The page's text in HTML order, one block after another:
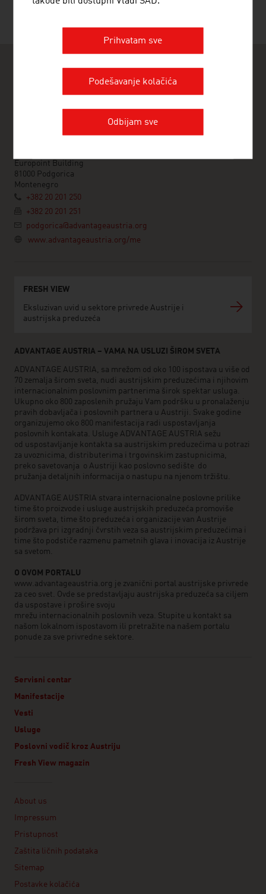
ADVANTAGE AUSTRIA Podgorica
Europoint Building
81000 Podgorica
Montenegro
+382 20 201 250
+382 20 201 251
podgorica@advantageaustria.org
www.advantageaustria.org/me
FRESH VIEW
Eksluzivan uvid u sektore privrede Austrije i
austrijska preduzeća
ADVANTAGE AUSTRIA – VAMA NA USLUZI ŠIROM SVETA
ADVANTAGE AUSTRIA, sa mrežom od oko 100 ispostava u više od
70 zemalja širom sveta, nudi austrijskim preduzećima i njihovim
internacionalnim poslovnim partnerima širok spektar usluga.
Ukupno oko 800 zaposlenih pružaju Vam podršku u pronalaženju
pravih dobavljača i poslovnih partnera u Austriji. Svake godine
organizujemo oko 800 manifestacija radi uspostavljanja
poslovnih kontakata. Usluge ADVANTAGE AUSTRIA sežu
od uspostavljanje kontakta sa austrijskim preduzećima u potrazi
za uvoznicima, distributerima i trgovinskim zastupnicima,
preko savetovanja o Austriji kao poslovno sedište do
pružanja detaljnih informacija o nastupu na njenom tržištu.
ADVANTAGE AUSTRIA stvara internacionalne poslovne prilike
time što proizvode i usluge austrijskih preduzeća promoviše
širom sveta, time što preduzeća i organizacije van Austrije
podržava pri izgradnji čvrstih veza sa austrijskim preduzećima i
time što podstiče razmenu pametnih glava i inovacija iz Austrije
sa svetom.
O OVOM PORTALU
www.advantageaustria.org je zvanični portal austrijske privrede
za ceo svet. Ovde se predstavljaju austrijska preduzeća sa ciljem
da uspostave i prošire svoju
mrežu internacionalnih poslovnih veza. Stupite u kontakt sa
našom lokalnom ispostavom ili pretražite na našem portalu
ponude za sve privredne sektore.
Servisni centar
Manifestacije
Vesti
Usluge
Poslovni vodič kroz Austriju
Fresh View magazin
About us
Impressum
Pristupnost
Zaštita ličnih podataka
Sitemap
Postavke kolačića
Prihvatam sve
Podešavanje kolačića
Odbijam sve